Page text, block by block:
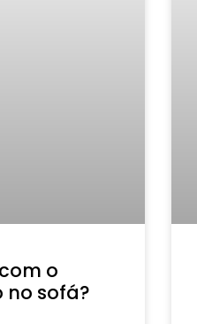
o
no sofá?